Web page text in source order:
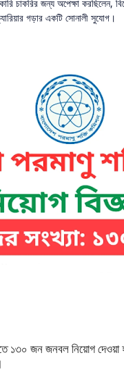
চাকরির জন্য অপেক্ষা করছিলেন,
গড়ার একটি সোনালী সুযোগ।
১৩০ জন জনবল নিয়োগ